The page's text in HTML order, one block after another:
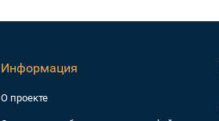
Информация
О проекте